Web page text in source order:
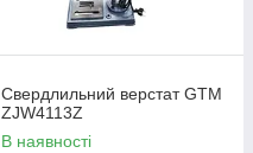
Свердлильний верстат GTM
ZJW4113Z
В наявності